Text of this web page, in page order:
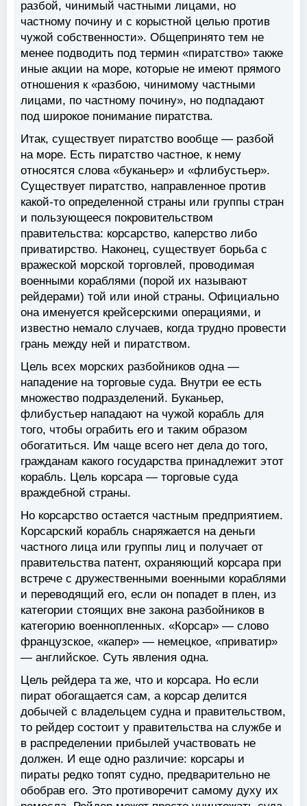
разбой, чинимый частными лицами, но
частному почину и с корыстной целью против
чужой собственности». Общепринято тем не
менее подводить под термин «пиратство» также
иные акции на море, которые не имеют прямого
отношения к «разбою, чинимому частными
лицами, по частному почину», но подпадают
под широкое понимание пиратства.
Итак, существует пиратство вообще — разбой
на море. Есть пиратство частное, к нему
относятся слова «буканьер» и «флибустьер».
Существует пиратство, направленное против
какой-то определенной страны или группы стран
и пользующееся покровительством
правительства: корсарство, каперство либо
приватирство. Наконец, существует борьба с
вражеской морской торговлей, проводимая
военными кораблями (порой их называют
рейдерами) той или иной страны. Официально
она именуется крейсерскими операциями, и
известно немало случаев, когда трудно провести
грань между ней и пиратством.
Цель всех морских разбойников одна —
нападение на торговые суда. Внутри ее есть
множество подразделений. Буканьер,
флибустьер нападают на чужой корабль для
того, чтобы ограбить его и таким образом
обогатиться. Им чаще всего нет дела до того,
гражданам какого государства принадлежит этот
корабль. Цель корсара — торговые суда
враждебной страны.
Но корсарство остается частным предприятием.
Корсарский корабль снаряжается на деньги
частного лица или группы лиц и получает от
правительства патент, охраняющий корсара при
встрече с дружественными военными кораблями
и переводящий его, если он попадет в плен, из
категории стоящих вне закона разбойников в
категорию военнопленных. «Корсар» — слово
французское, «капер» — немецкое, «приватир»
— английское. Суть явления одна.
Цель рейдера та же, что и корсара. Но если
пират обогащается сам, а корсар делится
добычей с владельцем судна и правительством,
то рейдер состоит у правительства на службе и
в распределении прибылей участвовать не
должен. И еще одно различие: корсары и
пираты редко топят судно, предварительно не
обобрав его. Это противоречит самому духу их